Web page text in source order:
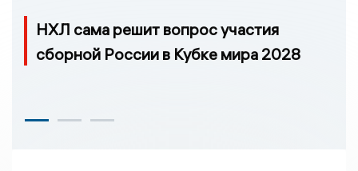
НХЛ сама решит вопрос участия
сборной России в Кубке мира 2028